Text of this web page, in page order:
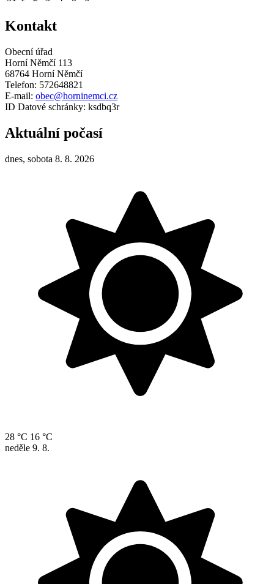
Kontakt
Obecní úřad
Horní Němčí 113
68764 Horní Němčí
Telefon: 572648821
E-mail: obec@horninemci.cz
ID Datové schránky: ksdbq3r
Aktuální počasí
dnes, sobota 8. 8. 2026
28 °C 16 °C
neděle 9. 8.